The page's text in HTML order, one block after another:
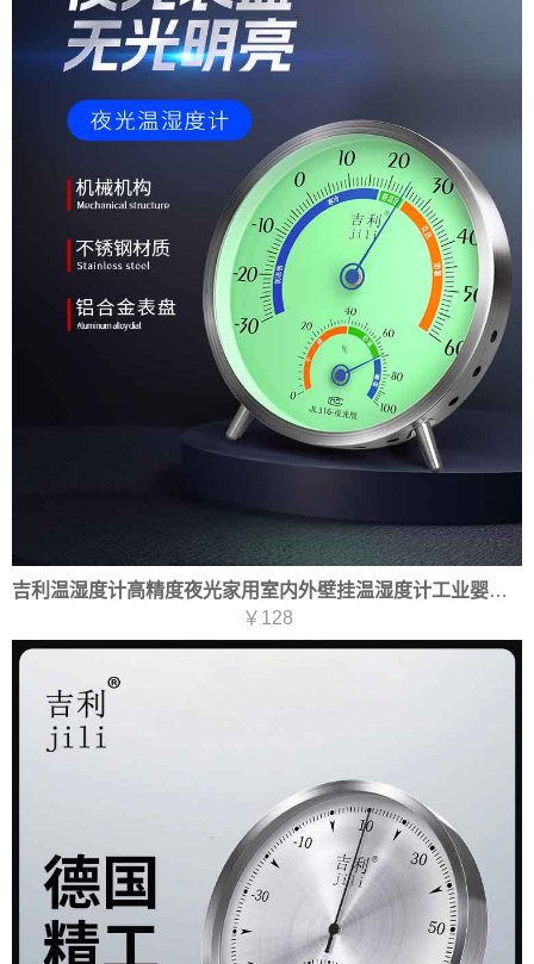
吉利温湿度计高精度夜光家用室内外壁挂温湿度计工业婴儿房机械式
￥128